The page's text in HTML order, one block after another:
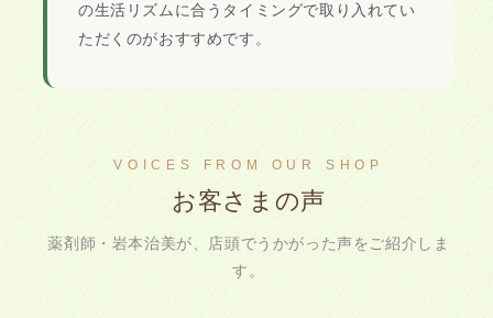
の生活リズムに合うタイミングで取り入れてい
ただくのがおすすめです。
VOICES FROM OUR SHOP
お客さまの声
薬剤師・岩本治美が、店頭でうかがった声をご紹介しま
す。